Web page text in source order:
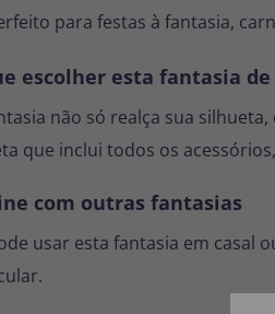
para festas à fantasia,
escolher esta fantasia
não só realça sua
que inclui todos os
com outras fantasias
usar esta fantasia em casal